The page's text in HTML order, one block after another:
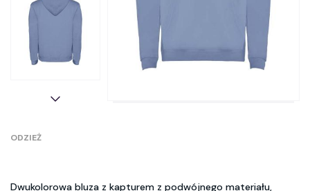
ODZIEŻ
Dwukolorowa bluza z kapturem z podwójnego materiału,